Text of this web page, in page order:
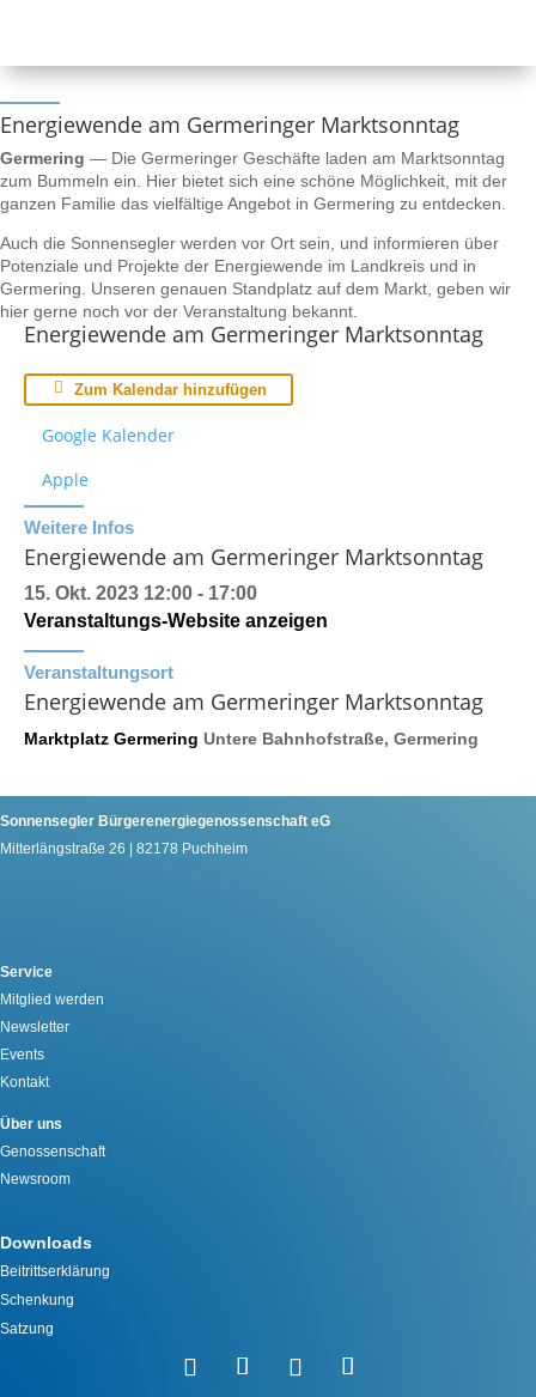
Energiewende am Germeringer Marktsonntag
Germering — Die Germeringer Geschäfte laden am Marktsonntag
zum Bummeln ein. Hier bietet sich eine schöne Möglichkeit, mit der
ganzen Familie das vielfältige Angebot in Germering zu entdecken.
Auch die Sonnensegler werden vor Ort sein, und informieren über
Potenziale und Projekte der Energiewende im Landkreis und in
Germering. Unseren genauen Standplatz auf dem Markt, geben wir
hier gerne noch vor der Veranstaltung bekannt.
Energiewende am Germeringer Marktsonntag
Zum Kalendar hinzufügen
Google Kalender
Apple
Weitere Infos
Energiewende am Germeringer Marktsonntag
15. Okt. 2023 12:00 - 17:00
Veranstaltungs-Website anzeigen
Veranstaltungsort
Energiewende am Germeringer Marktsonntag
Marktplatz Germering Untere Bahnhofstraße, Germering
Sonnensegler Bürgerenergiegenossenschaft eG
Mitterlängstraße 26 | 82178 Puchheim
Service
Mitglied werden
Newsletter
Events
Kontakt
Über uns
Genossenschaft
Newsroom
Downloads
Beitrittserklärung
Schenkung
Satzung